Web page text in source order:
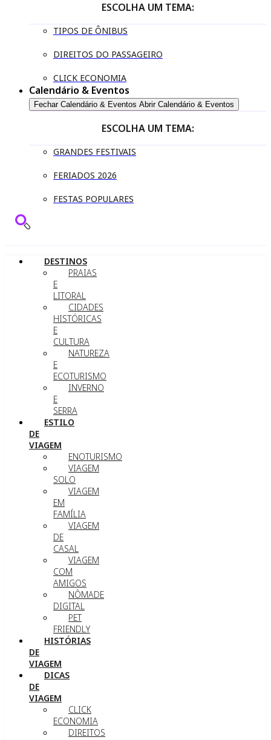
ESCOLHA UM TEMA:
TIPOS DE ÔNIBUS
DIREITOS DO PASSAGEIRO
CLICK ECONOMIA
Calendário & Eventos
Fechar Calendário & Eventos Abrir Calendário & Eventos
ESCOLHA UM TEMA:
GRANDES FESTIVAIS
FERIADOS 2026
FESTAS POPULARES
DESTINOS
PRAIAS
E
LITORAL
CIDADES
HISTÓRICAS
E
CULTURA
NATUREZA
E
ECOTURISMO
INVERNO
E
SERRA
ESTILO
DE
VIAGEM
ENOTURISMO
VIAGEM
SOLO
VIAGEM
EM
FAMÍLIA
VIAGEM
DE
CASAL
VIAGEM
COM
AMIGOS
NÔMADE
DIGITAL
PET
FRIENDLY
HISTÓRIAS
DE
VIAGEM
DICAS
DE
VIAGEM
CLICK
ECONOMIA
DIREITOS